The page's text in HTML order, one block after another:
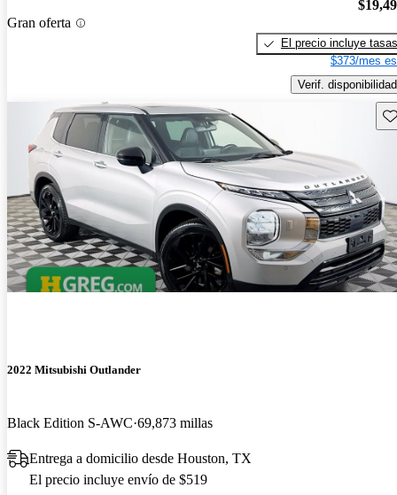
Gran oferta
El precio incluye tasas
$373/mes
Verif. disponibilidad
2022 Mitsubishi Outlander
Black Edition S-AWC 69,873 millas
Entrega a domicilio desde Houston, TX
El precio incluye envío de $519